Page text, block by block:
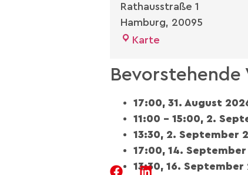
Rathausstraße 1
Hamburg, 20095
Karte
Bevorstehende
17:00, 31. August
11:00 – 15:00, 2.
13:30, 2. September
17:00, 14.
13:30, 16. September